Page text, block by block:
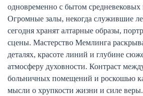
одновременно с бытом средневековых
Огромные залы, некогда служившие
сегодня хранят алтарные образы,
сцены. Мастерство Мемлинга
деталях, красоте линий и глубине
атмосферу духовности. Контраст
больничных помещений и роскошью
мысли о хрупкости жизни и силе веры.